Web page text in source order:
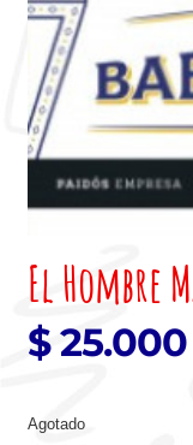
El Hombre
$25.000
Agotado